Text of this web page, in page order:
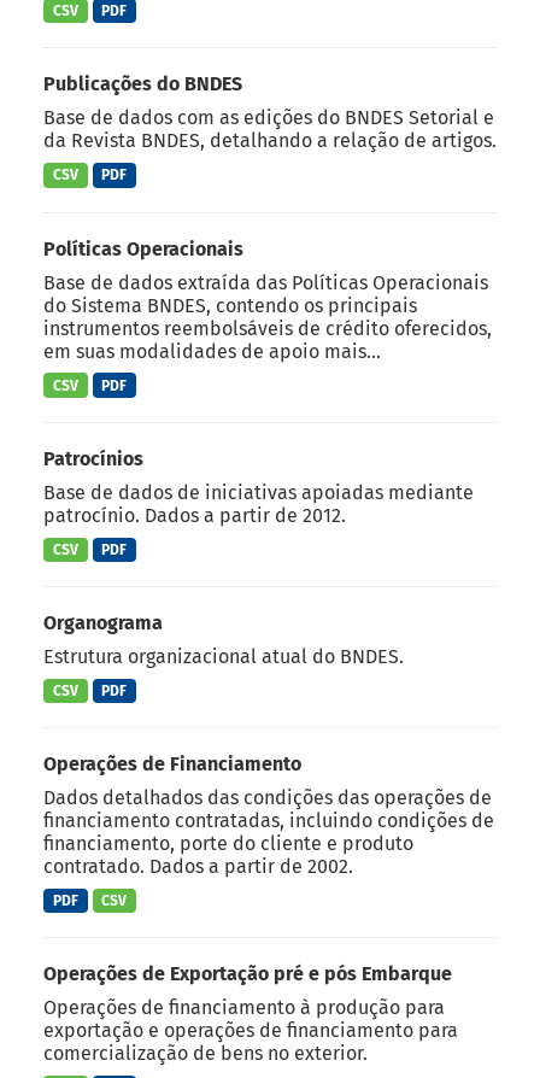
CSV PDF
Publicações do BNDES
Base de dados com as edições do BNDES Setorial e
da Revista BNDES, detalhando a relação de artigos.
CSV PDF
Políticas Operacionais
Base de dados extraída das Políticas Operacionais
do Sistema BNDES, contendo os principais
instrumentos reembolsáveis de crédito oferecidos,
em suas modalidades de apoio mais...
CSV PDF
Patrocínios
Base de dados de iniciativas apoiadas mediante
patrocínio. Dados a partir de 2012.
CSV PDF
Organograma
Estrutura organizacional atual do BNDES.
CSV PDF
Operações de Financiamento
Dados detalhados das condições das operações de
financiamento contratadas, incluindo condições de
financiamento, porte do cliente e produto
contratado. Dados a partir de 2002.
PDF CSV
Operações de Exportação pré e pós Embarque
Operações de financiamento à produção para
exportação e operações de financiamento para
comercialização de bens no exterior.